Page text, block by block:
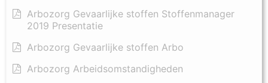
Arbozorg Gevaarlijke stoffen Stoffenmanager
2019 Presentatie
Arbozorg Gevaarlijke stoffen Arbo
Arbozorg Arbeidsomstandigheden